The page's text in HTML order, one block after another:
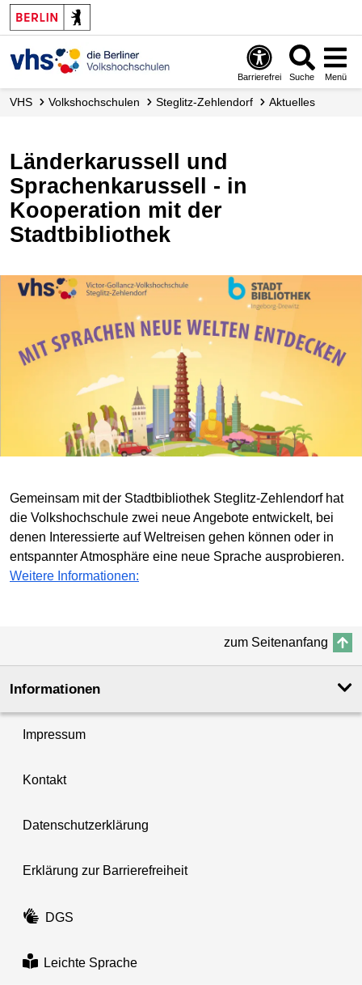
Barrierefrei Suche Menü
VHS Volks­hochschulen Steglitz-Zehlendorf Aktuelles
Länderkarussell und
Sprachenkarussell - in
Kooperation mit der
Stadtbibliothek
Gemeinsam mit der Stadtbibliothek Steglitz-Zehlendorf hat
die Volkshochschule zwei neue Angebote entwickelt, bei
denen Interessierte auf Weltreisen gehen können oder in
entspannter Atmosphäre eine neue Sprache ausprobieren.
Weitere Informationen:
zum Seitenanfang
Informationen
Impressum
Kontakt
Datenschutzerklärung
Erklärung zur Barrierefreiheit
DGS
Leichte Sprache